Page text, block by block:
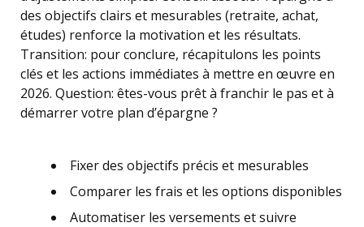
des objectifs clairs et mesurables (retraite, achat,
études) renforce la motivation et les résultats.
Transition: pour conclure, récapitulons les points
clés et les actions immédiates à mettre en œuvre en
2026. Question: êtes-vous prêt à franchir le pas et à
démarrer votre plan d’épargne ?
Fixer des objectifs précis et mesurables
Comparer les frais et les options disponibles
Automatiser les versements et suivre